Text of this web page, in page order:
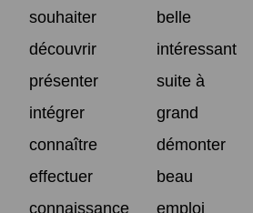
souhaiter
belle
découvrir
intéressant
présenter
suite à
intégrer
grand
connaître
démonter
effectuer
beau
connaissance
emploi